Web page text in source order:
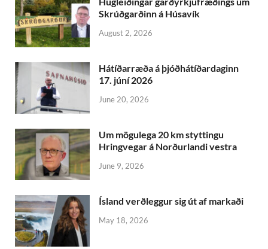
Skrúðgarðinn á Húsavík
August 2, 2026
Hátíðarræða á þjóðhátíðardaginn
17. júní 2026
June 20, 2026
Um mögulega 20 km styttingu
Hringvegar á Norðurlandi vestra
June 9, 2026
Ís­land verð­leggur sig út af markaði
May 18, 2026